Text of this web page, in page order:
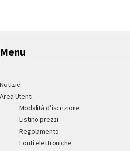
Menu
Notizie
Area Utenti
Modalità d’iscrizione
Listino prezzi
Regolamento
Fonti elettroniche